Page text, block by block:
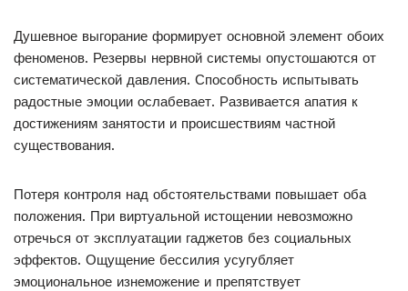
Душевное выгорание формирует основной элемент обоих
феноменов. Резервы нервной системы опустошаются от
систематической давления. Способность испытывать
радостные эмоции ослабевает. Развивается апатия к
достижениям занятости и происшествиям частной
существования.
Потеря контроля над обстоятельствами повышает оба
положения. При виртуальной истощении невозможно
отречься от эксплуатации гаджетов без социальных
эффектов. Ощущение бессилия усугубляет
эмоциональное изнеможение и препятствует